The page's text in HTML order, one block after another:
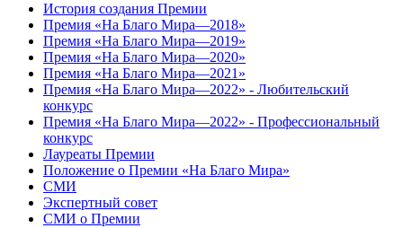
История создания Премии
Премия «На Благо Мира—2018»
Премия «На Благо Мира—2019»
Премия «На Благо Мира—2020»
Премия «На Благо Мира—2021»
Премия «На Благо Мира—2022» - Любительский
конкурс
Премия «На Благо Мира—2022» - Профессиональный
конкурс
Лауреаты Премии
Положение о Премии «На Благо Мира»
СМИ
Экспертный совет
СМИ о Премии